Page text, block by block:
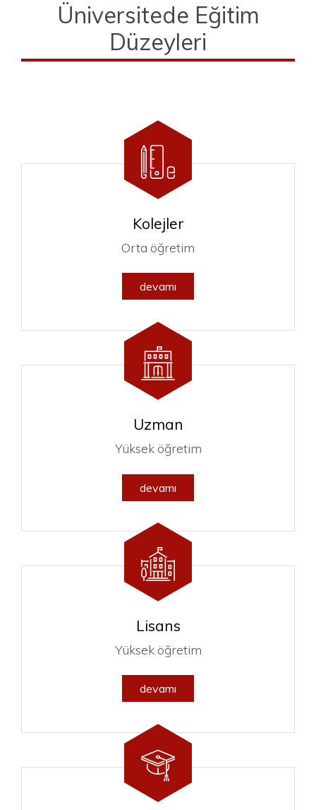
Üniversitede Eğitim
Düzeyleri
Kolejler
Orta öğretim
devamı
Uzman
Yüksek öğretim
devamı
Lisans
Yüksek öğretim
devamı